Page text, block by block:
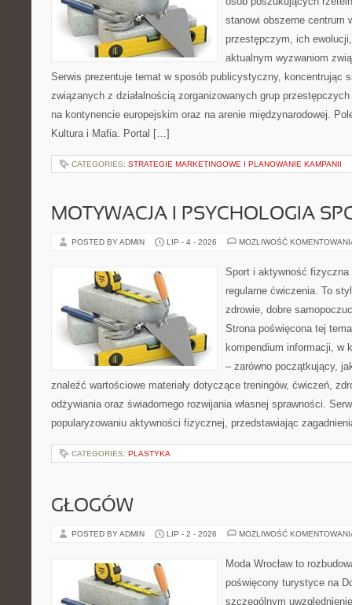
stanowi obszerne centrum
przestępczym, ich
aktualnym wyzwaniom
Serwis prezentuje temat w sposób publicystyczny, koncentrując
związanych z działalnością zorganizowanych grup
na kontynencie europejskim oraz na arenie międzynarodowej.
Kultura i Mafia. Portal […]
CATEGORIES: STRATEGIE MARKETINGOWE I PLANOWANIE KAMPANII
MOTYWACJA I PSYCHOLOGIA
POSTED BY ADMIN LIP - 4 - 2026 MOŻLIWOŚĆ
Sport i aktywność
regularne ćwiczenia. To
zdrowie, dobre
Strona poświęcona tej
kompendium informacji, w
– zarówno początkujący,
znaleźć wartościowe materiały dotyczące treningów, ćwiczeń,
odżywiania oraz świadomego rozwijania własnej sprawności.
popularyzowaniu aktywności fizycznej, przedstawiając
CATEGORIES: PLASTYKA
GŁOGÓW
POSTED BY ADMIN LIP - 2 - 2026 MOŻLIWOŚĆ
Moda Wrocław to
poświęcony turystyce na
szczególnym